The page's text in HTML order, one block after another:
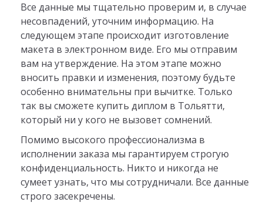
Все данные мы тщательно проверим и, в случае
несовпадений, уточним информацию. На
следующем этапе происходит изготовление
макета в электронном виде. Его мы отправим
вам на утверждение. На этом этапе можно
вносить правки и изменения, поэтому будьте
особенно внимательны при вычитке. Только
так вы сможете купить диплом в Тольятти,
который ни у кого не вызовет сомнений.
Помимо высокого профессионализма в
исполнении заказа мы гарантируем строгую
конфиденциальность. Никто и никогда не
сумеет узнать, что мы сотрудничали. Все данные
строго засекречены.